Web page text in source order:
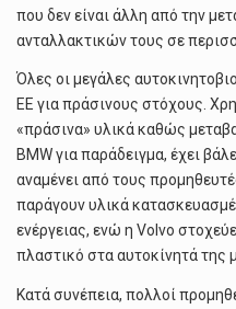
που δεν είναι άλλη από την
ανταλλακτικών τους σε
Όλες οι μεγάλες
ΕΕ για πράσινους στόχους.
«πράσινα» υλικά καθώς
BMW για παράδειγμα, έχει
αναμένει από τους
παράγουν υλικά
ενέργειας, ενώ η Volvo
πλαστικό στα αυτοκίνητά της
Κατά συνέπεια, πολλοί